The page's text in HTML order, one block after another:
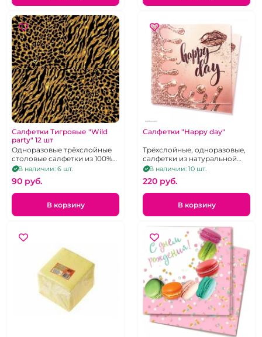
Салфетки Тигровые "Wild
party" 12 шт
Одноразовые трёхслойные
столовые салфетки из 100%
целюллозы
В наличии: 6 шт.
90 pуб.
В корзину
Салфетки "Happy day"
Трёхслойные, одноразовые,
салфетки из натуральной
целюллозы большого
формата. 33х33 см. 12 шт.
В наличии: 10 шт.
220 pуб.
В корзину